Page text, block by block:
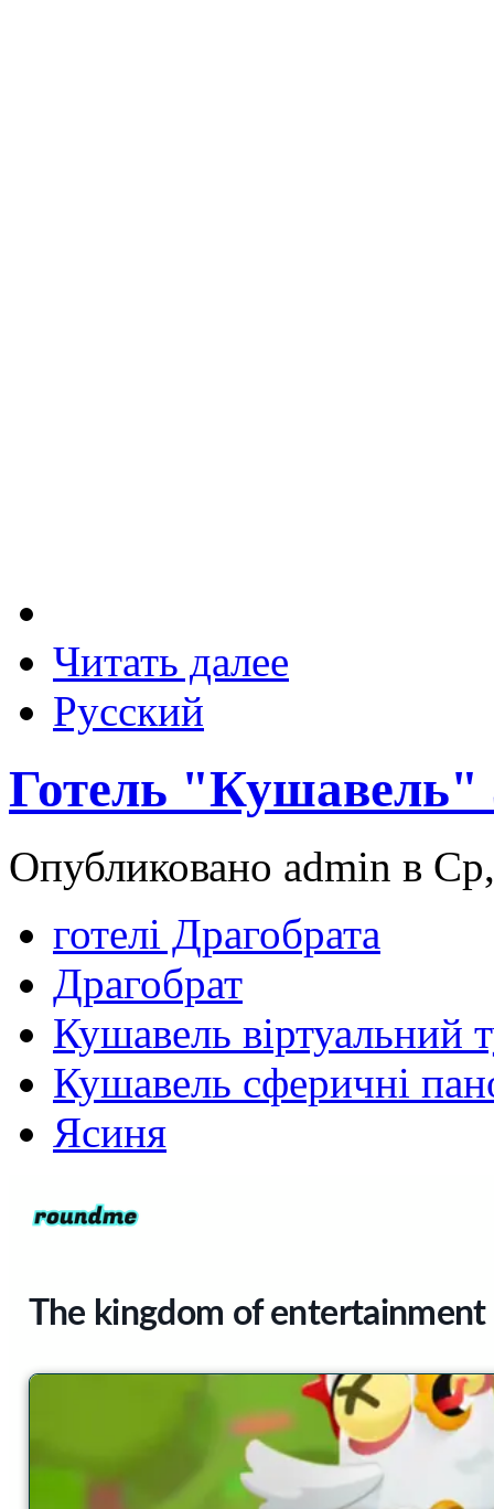
Читать далее
Русский
Готель "Кушавель"
Опубликовано admin в
готелі Драгобрата
Драгобрат
Кушавель віртуальний
Кушавель сферичні
Ясиня